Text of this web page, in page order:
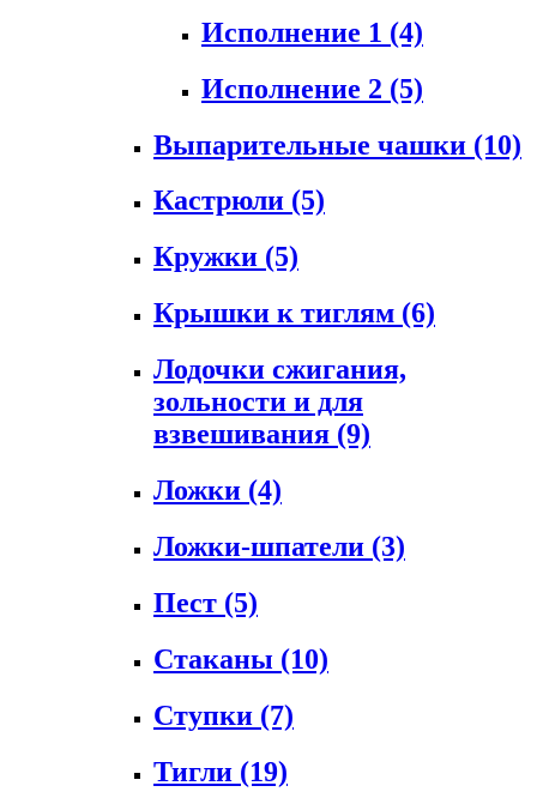
Исполнение 1 (4)
Исполнение 2 (5)
Выпарительные чашки (10)
Кастрюли (5)
Кружки (5)
Крышки к тиглям (6)
Лодочки сжигания,
зольности и для
взвешивания (9)
Ложки (4)
Ложки-шпатели (3)
Пест (5)
Стаканы (10)
Ступки (7)
Тигли (19)